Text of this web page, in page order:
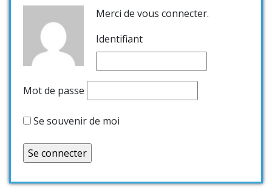
Merci de vous connecter.
Identifiant
Mot de passe
Se souvenir de moi